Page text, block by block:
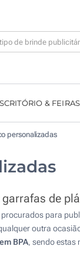
& FEIRAS
personalizadas
de
para
outra
BPA, sendo estas